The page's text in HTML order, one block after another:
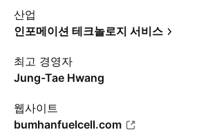
산업
인포메이션 테크놀로지 서비스
최고 경영자
Jung-Tae Hwang
웹사이트
bumhanfuelcell.com